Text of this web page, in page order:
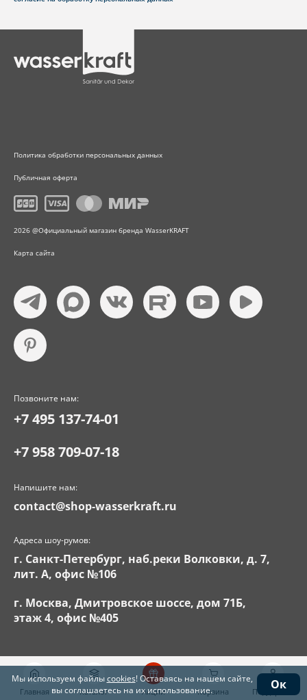
Политика обработки персональных данных
Публичная оферта
2026 @Официальный магазин бренда WasserKRAFT
Карта сайта
Позвоните нам:
+7 495 137-74-01
+7 958 709-07-18
Напишите нам:
contact@shop-wasserkraft.ru
Адреса шоу-румов:
г. Санкт-Петербург, наб.реки Волковки, д. 7,
лит. А, офис №106
г. Москва, Дмитровское шоссе, дом 71Б,
этаж 4, офис №405
Главная Каталог Акции Корзина Поддержка
Мы используем файлыcookies! Оставаясь на нашем сайте,
вы соглашаетесь на их использование.
Ок